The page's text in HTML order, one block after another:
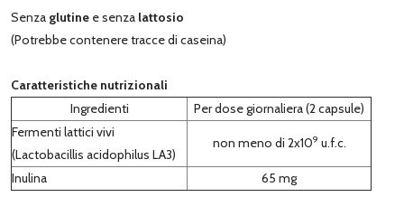
Senza glutine e senza lattosio
(Potrebbe contenere tracce di caseina)
Caratteristiche nutrizionali
Ingredienti
Per dose giornaliera (2 capsule)
Fermenti lattici vivi
(Lactobacillis acidophilus LA3)
non meno di 2x109 u.f.c.
Inulina 65 mg